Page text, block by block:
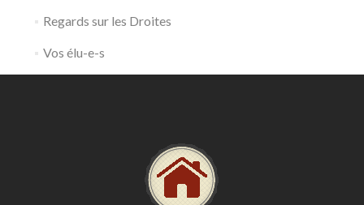
Regards sur les Droites
Vos élu-e-s